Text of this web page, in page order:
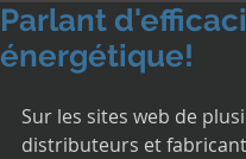
Parlant
énergétique!
Sur les sites web de
distributeurs et